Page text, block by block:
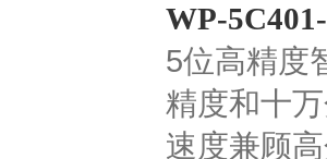
WP-
5位高精度
精度和十
速度兼顾